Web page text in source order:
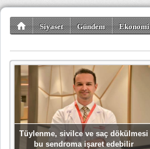
Siyaset Gündem Ekonomi
Tüylenme, sivilce ve saç dökülmesi
bu sendroma işaret edebilir